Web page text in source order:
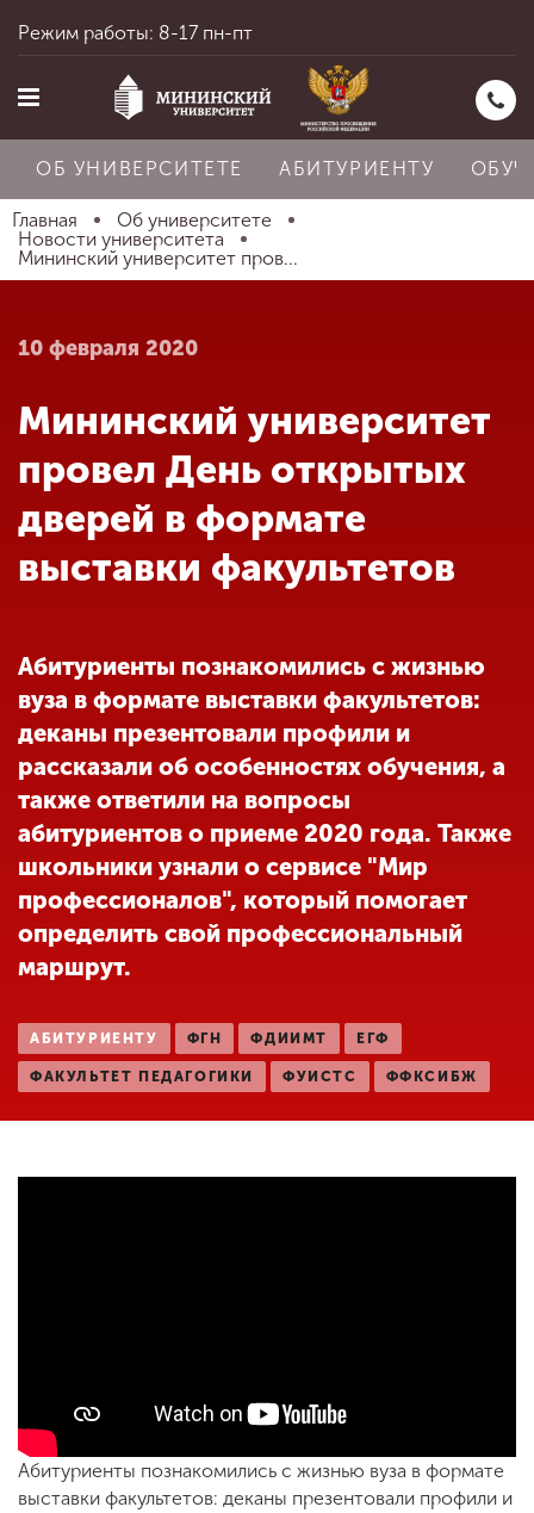
Главная
Абитуриенту
Обучение
Международная
деятельность
Другие виды
деятельности
Студенческая жизнь
образовательной
организации
Режим работы: 8-17 пн-пт
ОБ УНИВЕРСИТЕТЕ АБИТУРИЕНТУ
Главная
Об университете
Новости университета
Мининский университет пров...
10 февраля 2020
Мининский университет
провел День открытых
дверей в формате
выставки факультетов
Абитуриенты познакомились с жизнью
вуза в формате выставки факультетов:
деканы презентовали профили и
рассказали об особенностях обучения, а
также ответили на вопросы
абитуриентов о приеме 2020 года. Также
школьники узнали о сервисе "Мир
профессионалов", который помогает
определить свой профессиональный
маршрут.
АБИТУРИЕНТУ ФГН ФДИИМТ ЕГФ
ФАКУЛЬТЕТ ПЕДАГОГИКИ ФУИСТС ФФКСИБЖ
Абитуриенты познакомились с жизнью вуза в формате
выставки факультетов: деканы презентовали профили и